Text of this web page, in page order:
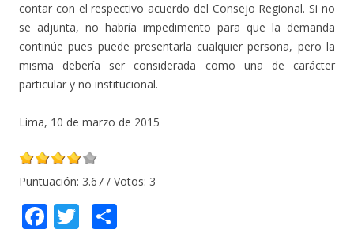
contar con el respectivo acuerdo del Consejo Regional. Si no
se adjunta, no habría impedimento para que la demanda
continúe pues puede presentarla cualquier persona, pero la
misma debería ser considerada como una de carácter
particular y no institucional.
Lima, 10 de marzo de 2015
Puntuación: 3.67 / Votos: 3
F T